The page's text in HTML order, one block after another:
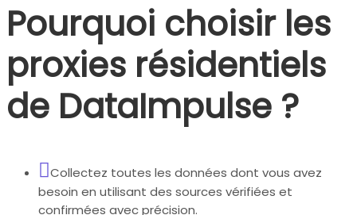
Pourquoi choisir les
proxies résidentiels
de DataImpulse ?
Collectez toutes les données dont vous avez
besoin en utilisant des sources vérifiées et
confirmées avec précision.